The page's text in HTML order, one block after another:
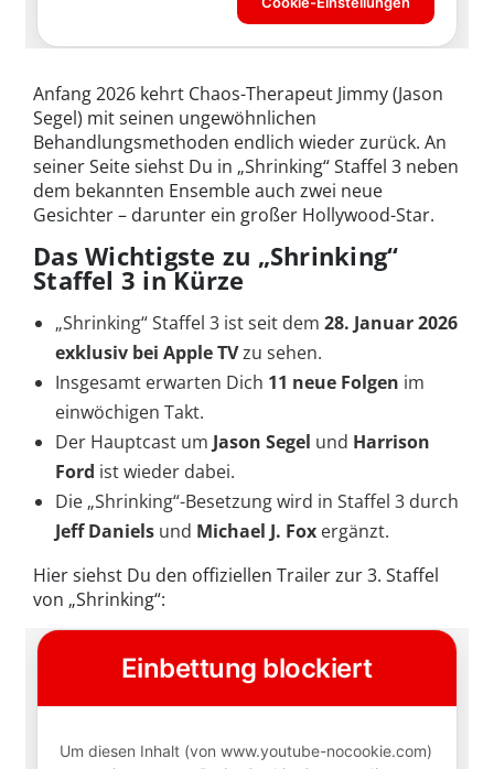
Anfang 2026 kehrt Chaos-Therapeut Jimmy (Jason
Segel) mit seinen ungewöhnlichen
Behandlungsmethoden endlich wieder zurück. An
seiner Seite siehst Du in „Shrinking“ Staffel 3 neben
dem bekannten Ensemble auch zwei neue
Gesichter – darunter ein großer Hollywood-Star.
Das Wichtigste zu „Shrinking“
Staffel 3 in Kürze
„Shrinking“ Staffel 3 ist seit dem 28. Januar 2026
exklusiv bei Apple TVzu sehen.
Insgesamt erwarten Dich 11 neue Folgen im
einwöchigen Takt.
Der Hauptcast um Jason Segel und Harrison
Ford ist wieder dabei.
Die „Shrinking“-Besetzung wird in Staffel 3 durch
Jeff Daniels und Michael J. Fox ergänzt.
Hier siehst Du den offiziellen Trailer zur 3. Staffel
von „Shrinking“: